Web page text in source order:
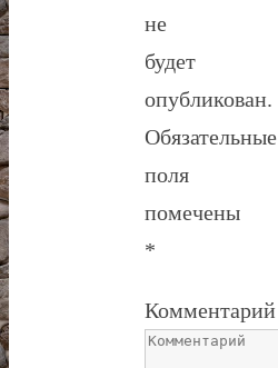
не
будет
опубликован.
Обязательные
поля
помечены
*
Комментарий